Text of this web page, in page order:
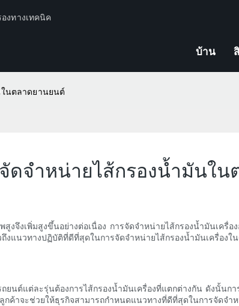
งทางเทคนิค
บ้าน
นตลาดยานยนต์
จำหน่ายไส้กรองน้ำมันใ
จึงเพิ่มสูงขึ้นอย่างต่อเนื่อง การจัดจำหน่ายไส้กรองน้ำมันเครื่อ
นวทางปฏิบัติที่ดีที่สุดในการจัดจำหน่ายไส้กรองน้ำมันเครื่อง
นต์แต่ละรุ่นต้องการไส้กรองน้ำมันเครื่องที่แตกต่างกัน ดังนั้นก
กค้าจะช่วยให้ธุรกิจสามารถกำหนดแนวทางที่ดีที่สุดในการจัดจำ